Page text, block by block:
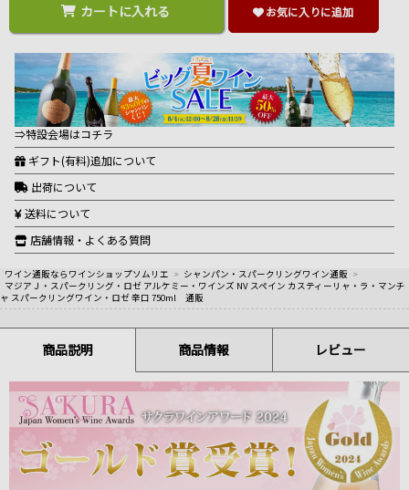
カートに入れる お気に入りに追加
⇒特設会場はコチラ
ギフト(有料)追加について
出荷について
送料について
店舗情報・よくある質問
ワイン通販ならワインショップソムリエ > シャンパン・スパークリングワイン通販 >
マジアＪ・スパークリング・ロゼ アルケミー・ワインズ NV スペイン カスティーリャ・ラ・マンチ
ャ スパークリングワイン・ロゼ 辛口 750ml 通販
商品説明 商品情報 レビュー